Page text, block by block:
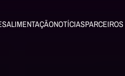
ALIMENTAÇÃONOTÍCIASPARCEIROS